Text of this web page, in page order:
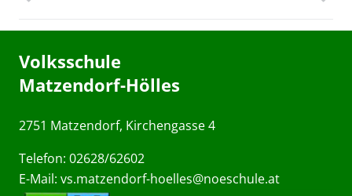
Volksschule
Matzendorf-Hölles
2751 Matzendorf, Kirchengasse 4
Telefon: 02628/62602
E-Mail: vs.matzendorf-hoelles@noeschule.at